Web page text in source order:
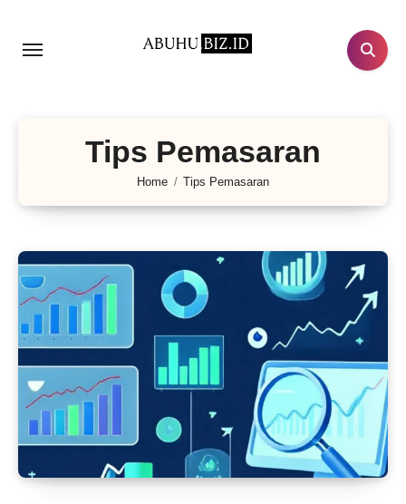
Tips Pemasaran
Home Tips Pemasaran